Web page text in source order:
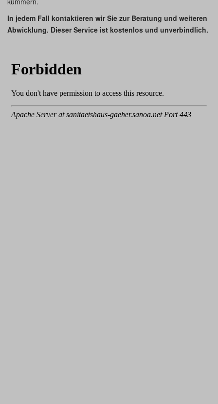
In jedem Fall kontaktieren wir Sie zur Beratung und weiteren
Abwicklung. Dieser Service ist kostenlos und unverbindlich.